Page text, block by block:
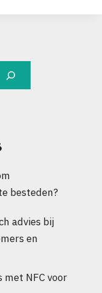
besteden?
advies bij
en
NFC voor